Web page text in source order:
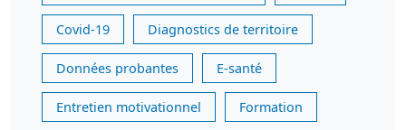
Covid-19 Diagnostics de territoire
Données probantes E-santé
Entretien motivationnel Formation